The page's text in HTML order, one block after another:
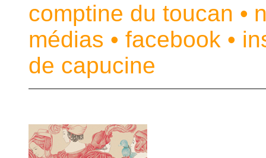
comptine du toucan •
médias • facebook •
de capucine